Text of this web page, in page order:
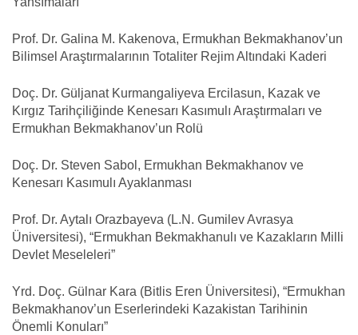
Prof. Dr. Galina M. Kakenova, Ermukhan Bekmakhanov’un
Bilimsel Araştırmalarının Totaliter Rejim Altındaki Kaderi
Doç. Dr. Güljanat Kurmangaliyeva Ercilasun, Kazak ve
Kırgız Tarihçiliğinde Kenesarı Kasımulı Araştırmaları ve
Ermukhan Bekmakhanov’un Rolü
Doç. Dr. Steven Sabol, Ermukhan Bekmakhanov ve
Kenesarı Kasımulı Ayaklanması
Prof. Dr. Aytalı Orazbayeva (L.N. Gumilev Avrasya
Üniversitesi), “Ermukhan Bekmakhanulı ve Kazakların Milli
Devlet Meseleleri”
Yrd. Doç. Gülnar Kara (Bitlis Eren Üniversitesi), “Ermukhan
Bekmakhanov’un Eserlerindeki Kazakistan Tarihinin
Önemli Konuları”